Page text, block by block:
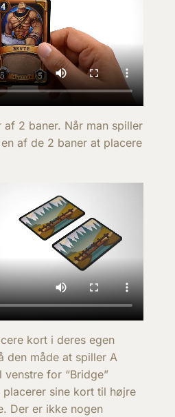
af 2 baner. Når man spiller
af de 2 baner at placere
kort i deres egen
den måde at spiller A
for “Bridge”
sine kort til højre
Der er ikke nogen